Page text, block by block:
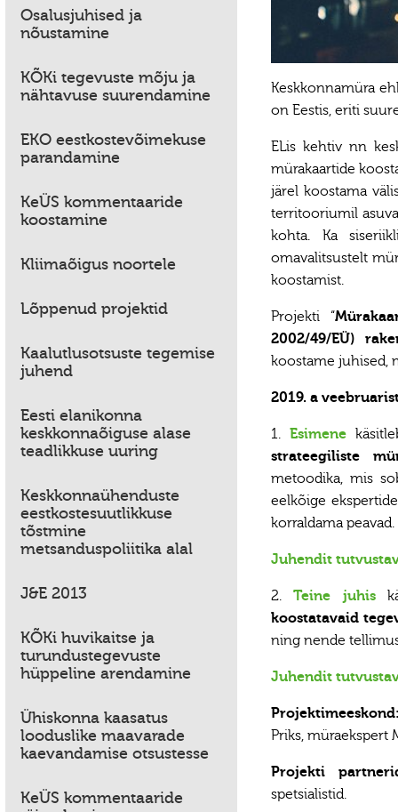
Osalusjuhised ja
nõustamine
KÕKi tegevuste mõju ja
nähtavuse suurendamine
EKO eestkostevõimekuse
parandamine
KeÜS kommentaaride
koostamine
Kliimaõigus noortele
Lõppenud projektid
Kaalutlusotsuste tegemise
juhend
Eesti elanikonna
keskkonnaõiguse alase
teadlikkuse uuring
Keskkonnaühenduste
eestkostesuutlikkuse
tõstmine
metsanduspoliitika alal
J&E 2013
KÕKi huvikaitse ja
turundustegevuste
hüppeline arendamine
Ühiskonna kaasatus
looduslike maavarade
kaevandamise otsustesse
KeÜS kommentaaride
Keskkonnamüra
on Eestis, eriti
ELis kehtiv nn
mürakaartide
järel koostama
territooriumil
kohta. Ka
omavalitsustelt
koostamist.
Projekti “
2002/49/EÜ)
koostame juhised,
2019. a
1. Esimene
strateegiliste
metoodika, mis
eelkõige
korraldama peavad.
Juhendit
2.Teine juhis
koostatavaid
ning nende
Juhendit
Priks, müraekspert
Projekti
spetsialistid.